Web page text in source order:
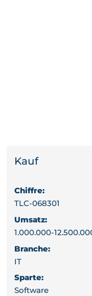
Kauf
Chiffre:
TLC-068301
Umsatz:
1.000.000-
Branche:
IT
Sparte:
Software